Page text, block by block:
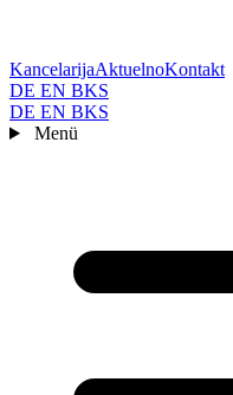
KancelarijaAktuelnoKontakt
DE EN BKS
DE EN BKS
Menü